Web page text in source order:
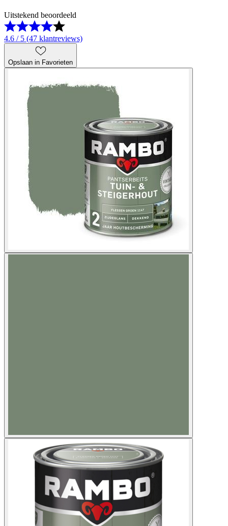
Uitstekend beoordeeld
4.6 / 5 (47 klantreviews)
Opslaan in Favorieten